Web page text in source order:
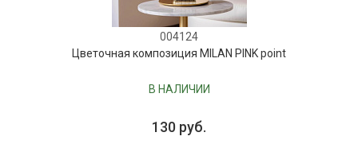
004124
Цветочная композиция MILAN PINK point
В НАЛИЧИИ
130 руб.